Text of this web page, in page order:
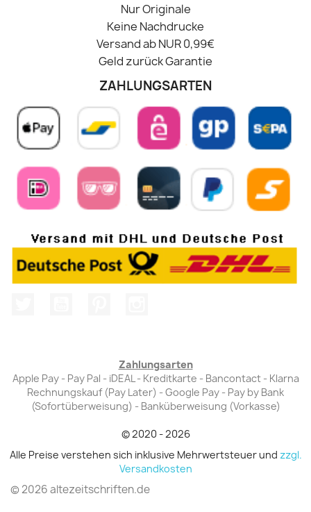
Nur Originale
Keine Nachdrucke
Versand ab NUR 0,99€
Geld zurück Garantie
ZAHLUNGSARTEN
Zahlungsarten
Apple Pay - Pay Pal - iDEAL - Kreditkarte - Bancontact - Klarna
Rechnungskauf (Pay Later) - Google Pay - Pay by Bank
(Sofortüberweisung) - Banküberweisung (Vorkasse)
© 2020 - 2026
Alle Preise verstehen sich inklusive Mehrwertsteuer und zzgl.
Versandkosten
© 2026 altezeitschriften.de